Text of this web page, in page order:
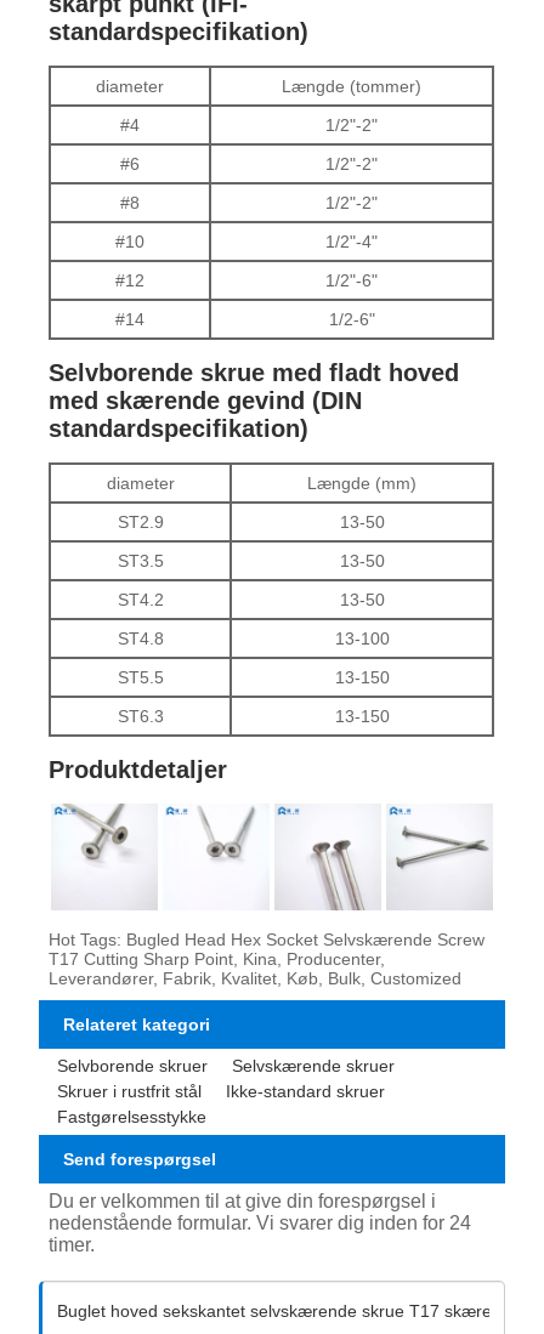
standardspecifikation)
diameter
Længde (tommer)
#4
1/2"-2"
#6
1/2"-2"
#8
1/2"-2"
#10
1/2"-4"
#12
1/2"-6"
#14
1/2-6"
Selvborende skrue med fladt hoved
med skærende gevind (DIN
standardspecifikation)
diameter
Længde (mm)
ST2.9
13-50
ST3.5
13-50
ST4.2
13-50
ST4.8
13-100
ST5.5
13-150
ST6.3
13-150
Produktdetaljer
Hot Tags: Bugled Head Hex Socket Selvskærende Screw
T17 Cutting Sharp Point, Kina, Producenter,
Leverandører, Fabrik, Kvalitet, Køb, Bulk, Customized
Relateret kategori
Selvborende skruer
Selvskærende skruer
Skruer i rustfrit stål
Ikke-standard skruer
Fastgørelsesstykke
Send forespørgsel
Du er velkommen til at give din forespørgsel i
nedenstående formular. Vi svarer dig inden for 24
timer.